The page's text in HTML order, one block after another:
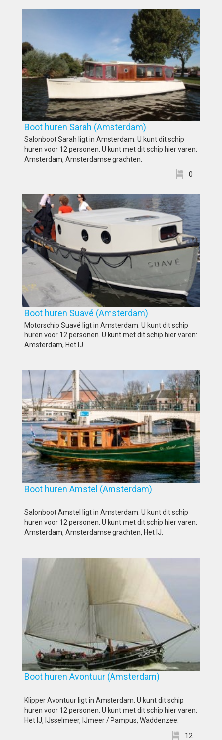
Boot huren Sarah (Amsterdam)
Salonboot Sarah ligt in Amsterdam. U kunt dit schip
huren voor 12 personen. U kunt met dit schip hier varen:
Amsterdam, Amsterdamse grachten.
0
Boot huren Suavé (Amsterdam)
Motorschip Suavé ligt in Amsterdam. U kunt dit schip
huren voor 12 personen. U kunt met dit schip hier varen:
Amsterdam, Het IJ.
Boot huren Amstel (Amsterdam)
Salonboot Amstel ligt in Amsterdam. U kunt dit schip
huren voor 12 personen. U kunt met dit schip hier varen:
Amsterdam, Amsterdamse grachten, Het IJ.
Boot huren Avontuur (Amsterdam)
Klipper Avontuur ligt in Amsterdam. U kunt dit schip
huren voor 12 personen. U kunt met dit schip hier varen:
Het IJ, IJsselmeer, IJmeer / Pampus, Waddenzee.
12